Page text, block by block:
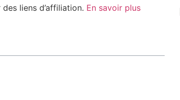
liens d’affiliation. En savoir plus